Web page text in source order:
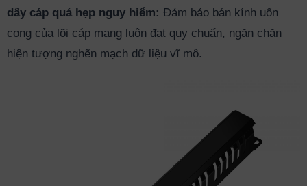
dây cáp quá hẹp nguy hiểm: Đảm bảo bán kính uốn
cong của lõi cáp mạng luôn đạt quy chuẩn, ngăn chặn
hiện tượng nghẽn mạch dữ liệu vĩ mô.